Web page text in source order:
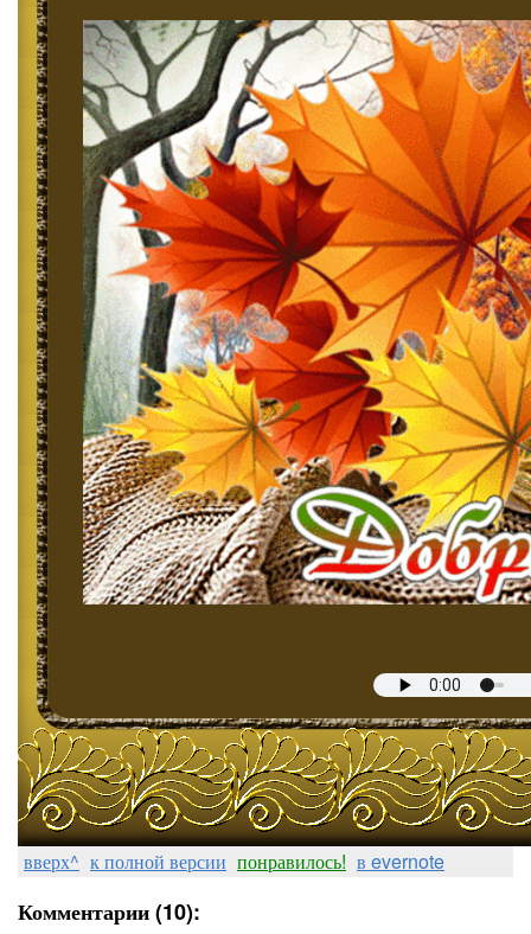
вверх^ к полной версии понравилось! в evernote
Комментарии (10):